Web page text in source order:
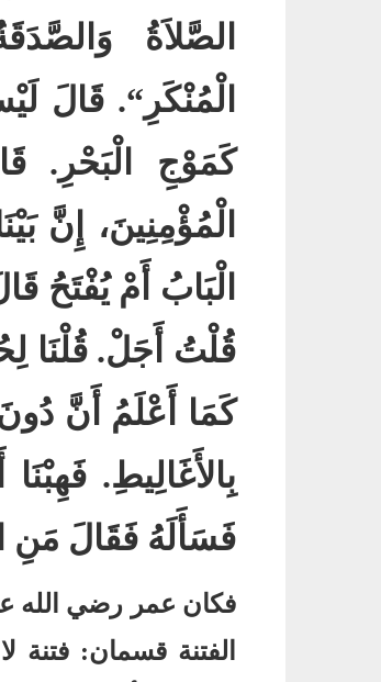
الصَّلاَةُ
الْمُنْكَرِ‏ “‏‏.‏ قَالَ
كَمَوْجِ الْبَحْرِ‏ .‏
الْمُؤْمِنِينَ، إِنَّ
الْبَابُ أَمْ يُفْتَحُ
قُلْتُ أَجَلْ‏.‏قُلْنَا
كَمَا أَعْلَمُ أَنَّ
بِالأَغَالِيطِ.‏
فَسَأَلَهُ فَقَالَ مَنِ
فكان عمر رضي الله
الفتنة قسمان:فتنة